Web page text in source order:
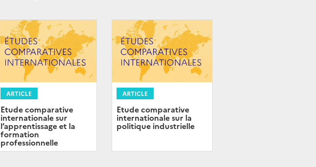
ARTICLE
Etude comparative
internationale sur
l’apprentissage et la
formation
professionnelle
ARTICLE
Etude comparative
internationale sur la
politique industrielle